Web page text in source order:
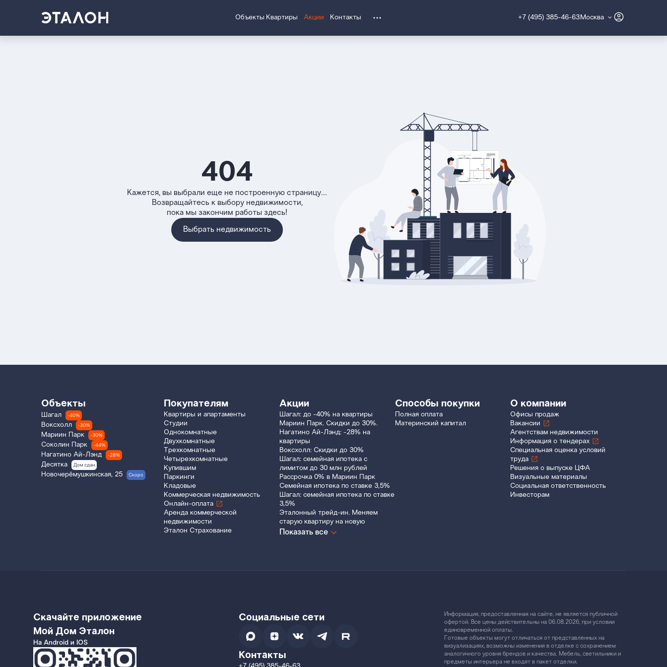
Объекты Квартиры Акции Контакты +7 (495) 385-46-63 Москва
404
Кажется, вы выбрали еще не построенную страницу...
Возвращайтесь к выбору недвижимости,
пока мы закончим работы здесь!
Выбрать недвижимость
Объекты
Шагал -40%
Воксхолл -30%
Мариин Парк -30%
Соколин Парк -44%
Нагатино Ай-Лэнд -28%
Десятка Дом сдан
Новочерёмушкинская, 25 Скоро
Покупателям
Квартиры и апартаменты
Студии
Однокомнатные
Двухкомнатные
Трехкомнатные
Четырехкомнатные
Купившим
Паркинги
Кладовые
Коммерческая недвижимость
Онлайн-оплата
Аренда коммерческой
недвижимости
Эталон Страхование
Акции
Шагал: до -40% на квартиры
Мариин Парк. Скидки до 30%.
Нагатино Ай-Лэнд: -28% на
квартиры
Воксхолл: Скидки до 30%
Шагал: семейная ипотека с
лимитом до 30 млн рублей
Рассрочка 0% в Мариин Парк
Семейная ипотека по ставке 3,5%
Шагал: семейная ипотека по ставке
3,5%
Эталонный трейд-ин. Меняем
старую квартиру на новую
Показать все
Способы покупки
Полная оплата
Материнский капитал
О компании
Офисы продаж
Вакансии
Агентствам недвижимости
Информация о тендерах
Специальная оценка условий
труда
Решения о выпуске ЦФА
Визуальные материалы
Социальная ответственность
Инвесторам
Скачайте приложение
Мой Дом Эталон
На Android и IOS
Социальные сети
Контакты
Информация, предоставленная на сайте, не является публичной
офертой. Все цены действительны на 06.08.2026, при условии
единовременной оплаты.
Готовые объекты могут отличаться от представленных на
визуализациях, возможны изменения в отделке с сохранением
аналогичного уровня брендов и качества. Мебель, светильники и
предметы интерьера не входят в пакет отделки.